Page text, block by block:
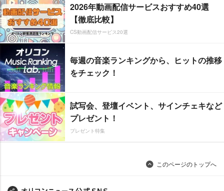
2026年動画配信サービスおすすめ40選
【徹底比較】
CS動画配信サービス20選
毎週の音楽ランキングから、ヒットの推移
をチェック！
試写会、登壇イベント、サインチェキなど
プレゼント！
プレゼント特集
このページのトップへ